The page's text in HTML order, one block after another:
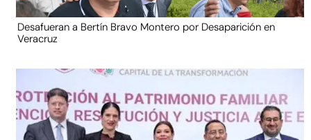
Desafueran a Bertín Bravo Montero por Desaparición en
Veracruz